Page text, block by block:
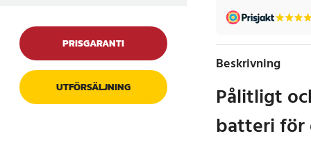
PRISGARANTI
UTFÖRSÄLJNING
Beskrivning
Pålitligt
batteri för